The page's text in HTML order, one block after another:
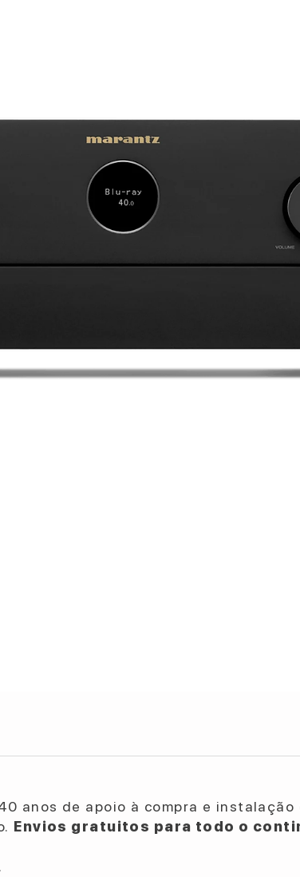
anos de apoio à compra e instalação
Envios gratuitos para todo o